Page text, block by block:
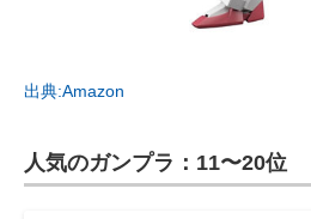
出典:Amazon
人気のガンプラ：11〜20位